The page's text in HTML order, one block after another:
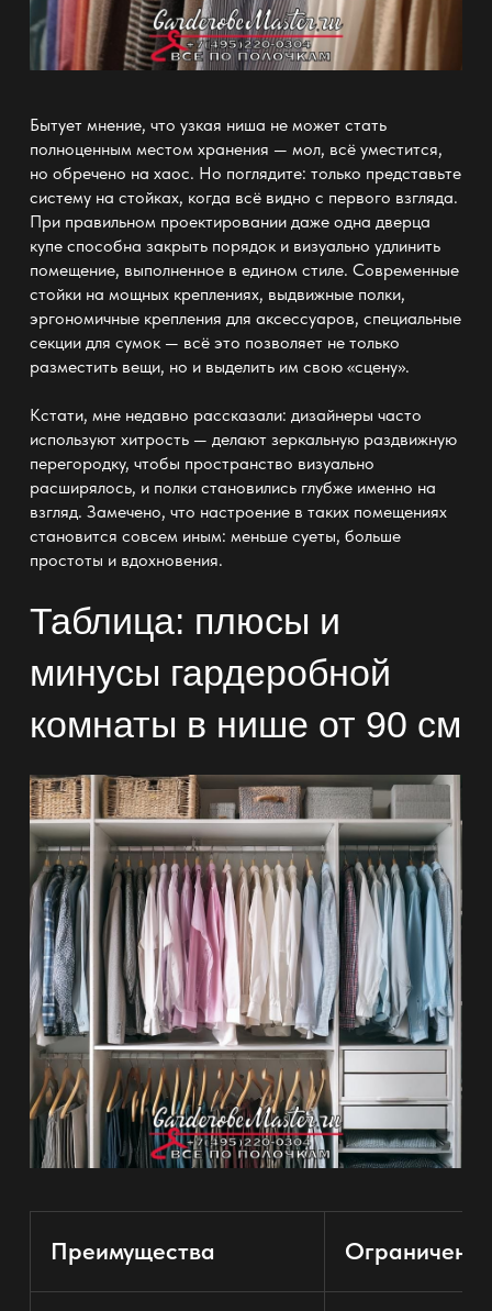
Бытует мнение, что узкая ниша не может стать
полноценным местом хранения — мол, всё уместится,
но обречено на хаос. Но поглядите: только представьте
систему на стойках, когда всё видно с первого взгляда.
При правильном проектировании даже одна дверца
купе способна закрыть порядоки визуально удлинить
помещение, выполненное в едином стиле. Современные
стойки на мощных креплениях, выдвижные полки,
эргономичные крепления для аксессуаров, специальные
секции для сумок — всё это позволяет не только
разместить вещи, но и выделить им свою «сцену».
Кстати, мне недавно рассказали: дизайнеры часто
используют хитрость — делают зеркальную раздвижную
перегородку, чтобы пространство визуально
расширялось, и полки становились глубже именно на
взгляд. Замечено, что настроение в таких помещениях
становится совсем иным: меньше суеты, больше
простоты и вдохновения.
Таблица: плюсы и
минусы гардеробной
комнаты в нише от 90 см
Преимущества Ограничения